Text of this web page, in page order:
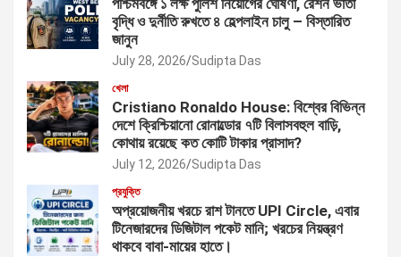
পশ্চিমবঙ্গে ১ লক্ষ পুলিশ নিয়োগের ঘোষণা, রেশন ভাতা
বৃদ্ধি ও দুর্নীতি রুখতে ৪ হেল্পলাইন চালু – বিস্তারিত
জানুন
July 28, 2026 Sudipta Das
খেলা
Cristiano Ronaldo House: বিশ্বের বিভিন্ন
দেশে ক্রিশ্চিয়ানো রোনাল্ডোর ৭টি বিলাসবহুল বাড়ি,
কোথায় রয়েছে কত কোটি টাকার প্রাসাদ?
July 12, 2026 Sudipta Das
প্রযুক্তি
অপ্রয়োজনীয় খরচে রাশ টানতে UPI Circle, এবার
টিনেজারদের ডিজিটাল পকেট মানি; খরচের নিয়ন্ত্রণ
থাকবে বাবা-মায়ের হাতে।